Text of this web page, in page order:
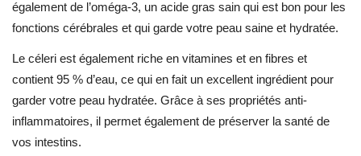
également de l’oméga-3, un acide gras sain qui est bon pour les
fonctions cérébrales et qui garde votre peau saine et hydratée.
Le céleri est également riche en vitamines et en fibres et
contient 95 % d’eau, ce qui en fait un excellent ingrédient pour
garder votre peau hydratée. Grâce à ses propriétés anti-
inflammatoires, il permet également de préserver la santé de
vos intestins.